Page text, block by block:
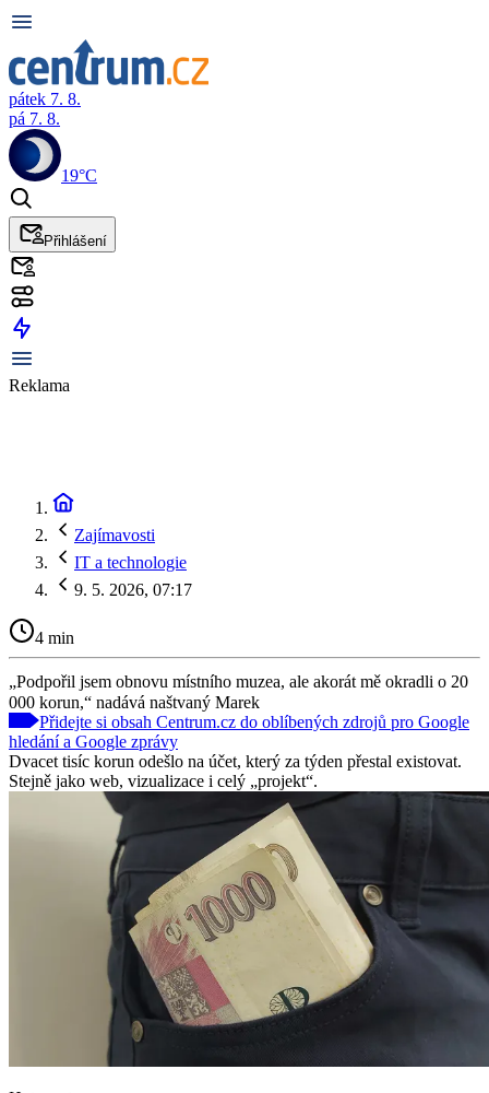
pátek 7. 8.
pá 7. 8.
19°C
Přihlášení
Reklama
Zajímavosti
IT a technologie
9. 5. 2026, 07:17
4 min
„Podpořil jsem obnovu místního muzea, ale akorát mě okradli o 20
000 korun,“ nadává naštvaný Marek
Přidejte si obsah Centrum.cz do oblíbených zdrojů pro Google
hledání a Google zprávy
Dvacet tisíc korun odešlo na účet, který za týden přestal existovat.
Stejně jako web, vizualizace i celý „projekt“.